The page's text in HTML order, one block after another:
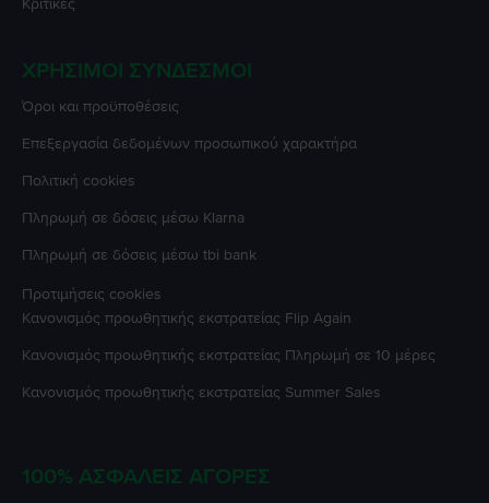
ΧΡΉΣΙΜΟΙ ΣΎΝΔΕΣΜΟΙ
Όροι και προϋποθέσεις
Επεξεργασία δεδομένων προσωπικού χαρακτήρα
Πολιτική cookies
Πληρωμή σε δόσεις μέσω Klarna
Πληρωμή σε δόσεις μέσω tbi bank
Προτιμήσεις cookies
Κανονισμός προωθητικής εκστρατείας Flip Again
Κανονισμός προωθητικής εκστρατείας Πληρωμή σε 10 μέρες
Κανονισμός προωθητικής εκστρατείας Summer Sales
100% ΑΣΦΑΛΕΊΣ ΑΓΟΡΈΣ